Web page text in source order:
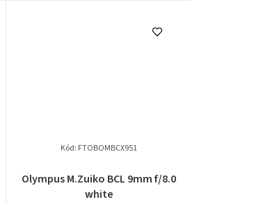
Olympus M.Zuiko BCL 9mm f/8.0
white
Kód: FTOBOMBCX951